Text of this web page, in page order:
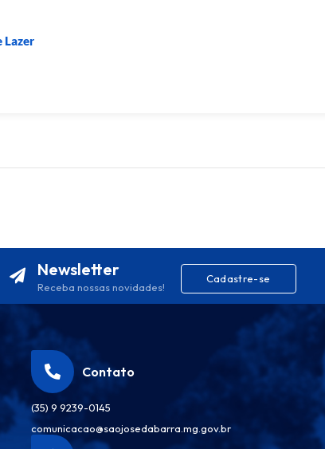
Lazer
Newsletter
Receba nossas novidades!
Cadastre-se
Contato
(35) 9 9239-0145
comunicacao@saojosedabarra.mg.gov.br